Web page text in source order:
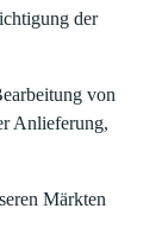
der
von
Anlieferung,
Märkten